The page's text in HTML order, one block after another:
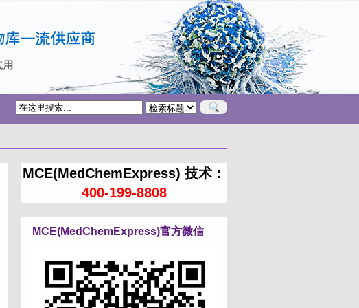
MCE(MedChemExpress) 技术：
400-199-8808
MCE(MedChemExpress)官方微信